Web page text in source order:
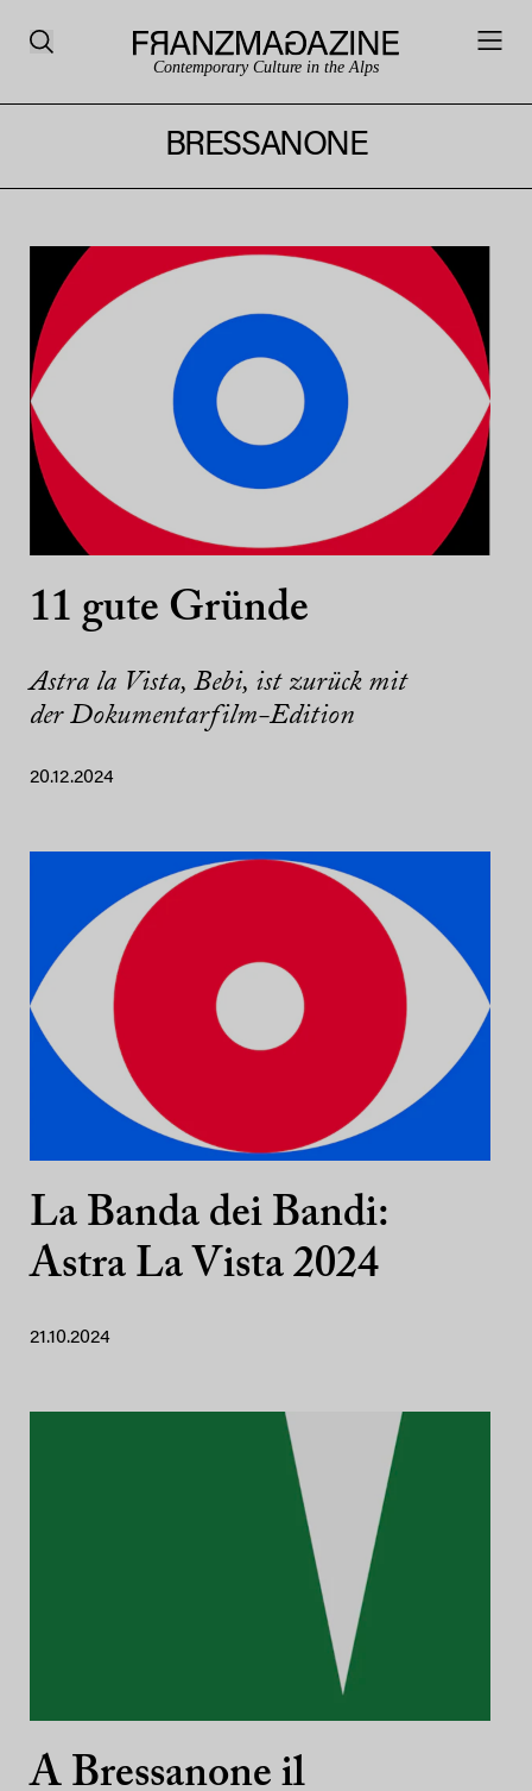
Contemporary Culture in the Alps
BRESSANONE
11 gute Gründe
Astra la Vista, Bebi, ist zurück mit
der Dokumentarfilm-Edition
20.12.2024
La Banda dei Bandi:
Astra La Vista 2024
21.10.2024
A Bressanone il